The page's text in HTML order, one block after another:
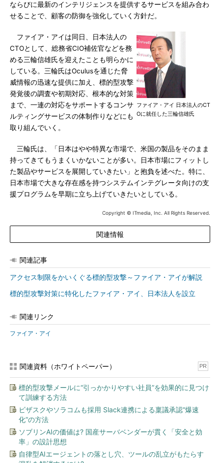
ならびに最新のインテリジェンスを提供するサービスを組み合わ
せることで、顧客の防御を強化していく方針だ。
ファイア・アイ 日本法人のCT
Oに就任した三輪信雄氏
ファイア・アイは同日、日本法人の
CTOとして、総務省CIO補佐官などを務
める三輪信雄氏を迎えたことも明らかに
している。三輪氏はOculusを通じた脅
威情報の迅速な提供に加え、標的型攻撃
発覚後の調査や初期対応、根本的な対策
まで、一連の対応をサポートするコンサ
ルティングサービスの体制作りなどにも
取り組んでいく。
三輪氏は、「日本はやや特異な市場で、米国の製品をそのまま
持ってきてもうまくいかないことが多い。日本市場にフィットし
た製品やサービスを展開していきたい」と抱負を述べた。特に、
日本市場で大きな存在感を持つシステムインテグレータ向けの支
援プログラムを早期に立ち上げていきたいとしている。
Copyright © ITmedia, Inc. All Rights Reserved.
関連情報
関連記事
アクセス制限をかいくぐる標的型攻撃～ファイア・アイが解説
標的型攻撃対策に特化したファイア・アイ、日本法人を設立
関連リンク
ファイア・アイ
関連資料（ホワイトペーパー） PR
標的型攻撃メールに“引っかかりやすい社員”を効果的に見つけ
て訓練する方法
ビザスクやソラコムも採用 Slack連携による稟議承認“爆速
化”の方法
ソブリンAIの価値は? 国産サーバベンダーが貫く「安全と効
率」の設計思想
自律型AIエージェントの落とし穴、ツールの乱立がもたらす